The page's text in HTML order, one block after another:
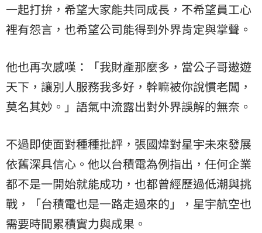
一起打拚，希望大家能共同成長，不希望員工心
裡有怨言，也希望公司能得到外界肯定與掌聲。
他也再次感嘆：「我財產那麼多，當公子哥遨遊
天下，讓別人服務我多好，幹嘛被你說慣老闆，
莫名其妙。」語氣中流露出對外界誤解的無奈。
不過即使面對種種批評，張國煒對星宇未來發展
依舊深具信心。他以台積電為例指出，任何企業
都不是一開始就能成功，也都曾經歷過低潮與挑
戰，「台積電也是一路走過來的」，星宇航空也
需要時間累積實力與成果。